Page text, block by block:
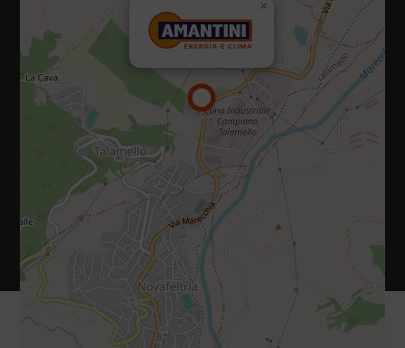
×
0541 920035
E-mail: info@amantiniclima.it
P.IVA 01073470419
Privacy policy
Cookie policy
Diritti riservati 2025 - 2026
Sito realizzato da IDlab